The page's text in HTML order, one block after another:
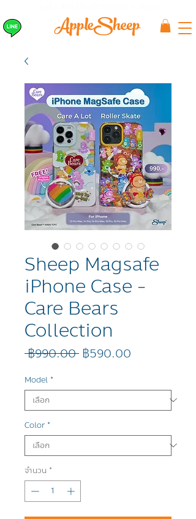
Sheep Magsafe
iPhone Case -
Care Bears
Collection
฿990.00 ราคา
฿590.00
Model *
Color *
จำนวน *